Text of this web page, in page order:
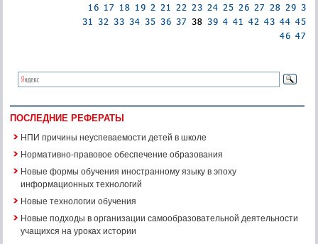
ПОСЛЕДНИЕ РЕФЕРАТЫ
НПИ причины неуспеваемости детей в школе
Нормативно-правовое обеспечение образования
Новые формы обучения иностранному языку в эпоху
информационных технологий
Новые технологии обучения
Новые подходы в организации самообразовательной деятельности
учащихся на уроках истории